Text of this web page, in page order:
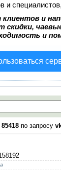
и
и
скидки,
и
85418по запросу